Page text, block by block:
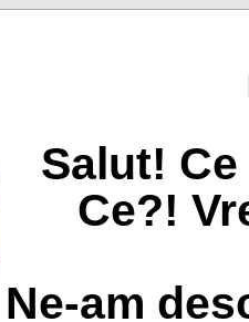
Salut!
Ce?!
Ne-am